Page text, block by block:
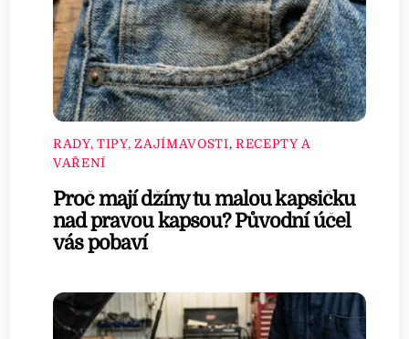
RADY, TIPY, ZAJÍMAVOSTI, RECEPTY A
VAŘENÍ
Proč mají džíny tu malou kapsičku
nad pravou kapsou? Původní účel
vás pobaví